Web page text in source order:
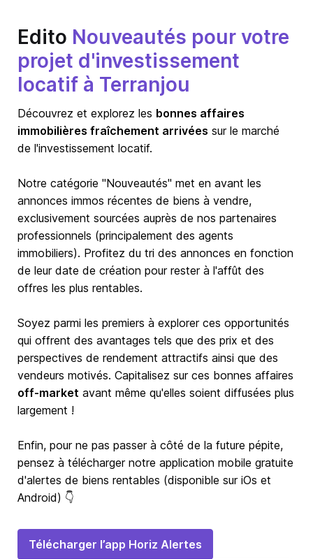
Edito Nouveautés pour votre
projet d'investissement
locatif à Terranjou
Découvrez et explorez les bonnes affaires
immobilières fraîchement arrivées sur le marché
de l'investissement locatif.
Notre catégorie "Nouveautés" met en avant les
annonces immos récentes de biens à vendre,
exclusivement sourcées auprès de nos partenaires
professionnels (principalement des agents
immobiliers). Profitez du tri des annonces en fonction
de leur date de création pour rester à l'affût des
offres les plus rentables.
Soyez parmi les premiers à explorer ces opportunités
qui offrent des avantages tels que des prix et des
perspectives de rendement attractifs ainsi que des
vendeurs motivés. Capitalisez sur ces bonnes affaires
off-market avant même qu'elles soient diffusées plus
largement !
Enfin, pour ne pas passer à côté de la future pépite,
pensez à télécharger notre application mobile gratuite
d'alertes de biens rentables (disponible sur iOs et
Android) 👇
Télécharger l’app Horiz Alertes